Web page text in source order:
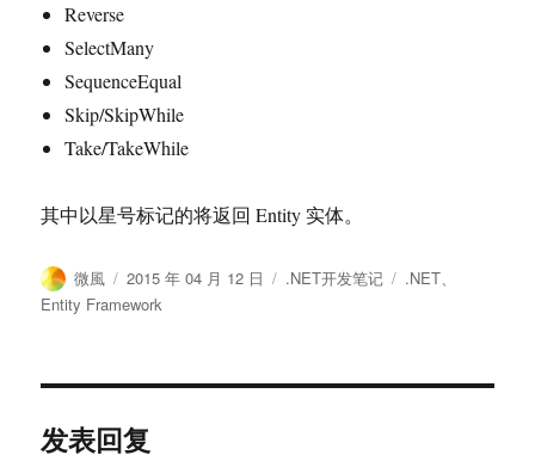
Reverse
SelectMany
SequenceEqual
Skip/SkipWhile
Take/TakeWhile
其中以星号标记的将返回 Entity 实体。
作
者
微風
发
布
2015 年 04 月 12 日
分
.NET开发笔记
标
.NET、
Entity Framework
发表回复